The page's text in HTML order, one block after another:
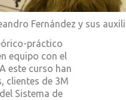
Fernández y sus
práctico
equipo con el
este curso han
clientes de 3M
Sistema de